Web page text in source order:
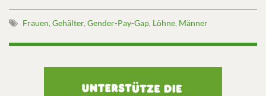
Frauen, Gehälter, Gender-Pay-Gap, Löhne, Männer